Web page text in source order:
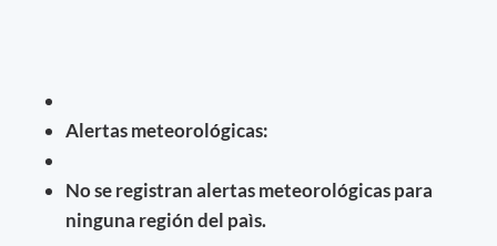
Alertas meteorológicas:
No se registran alertas meteorológicas para
ninguna región del paìs.